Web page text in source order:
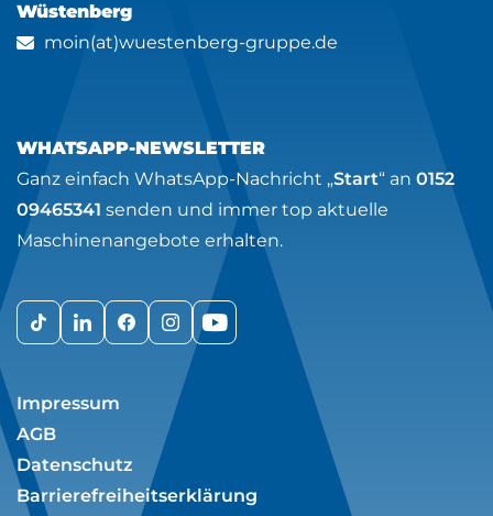
Wüstenberg
moin(at)wuestenberg-gruppe.de
WHATSAPP-NEWSLETTER
Ganz einfach WhatsApp-Nachricht „Start“ an 0152
09465341 senden und immer top aktuelle
Maschinenangebote erhalten.
Impressum
AGB
Datenschutz
Barrierefreiheitserklärung